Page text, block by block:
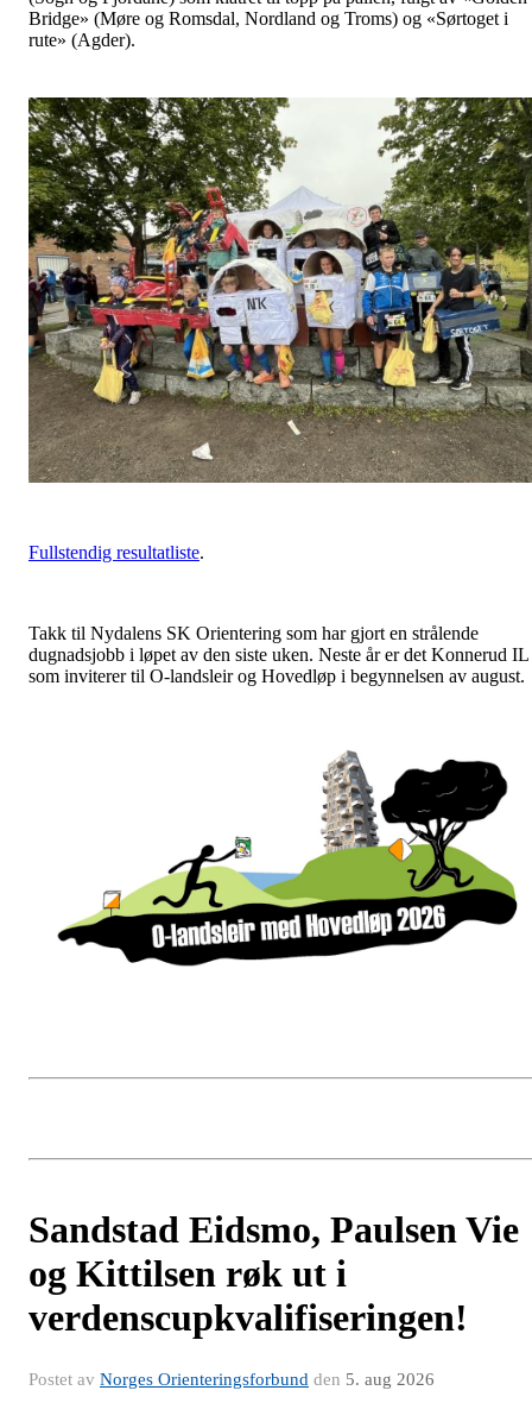
Bridge» (Møre og Romsdal, Nordland og Troms) og «Sørtoget i
rute» (Agder).
Fullstendig resultatliste.
Takk til Nydalens SK Orientering som har gjort en strålende
dugnadsjobb i løpet av den siste uken. Neste år er det Konnerud IL
som inviterer til O-landsleir og Hovedløp i begynnelsen av august.
Sandstad Eidsmo, Paulsen Vie
og Kittilsen røk ut i
verdenscupkvalifiseringen!
Postet av Norges Orienteringsforbund den 5. aug 2026